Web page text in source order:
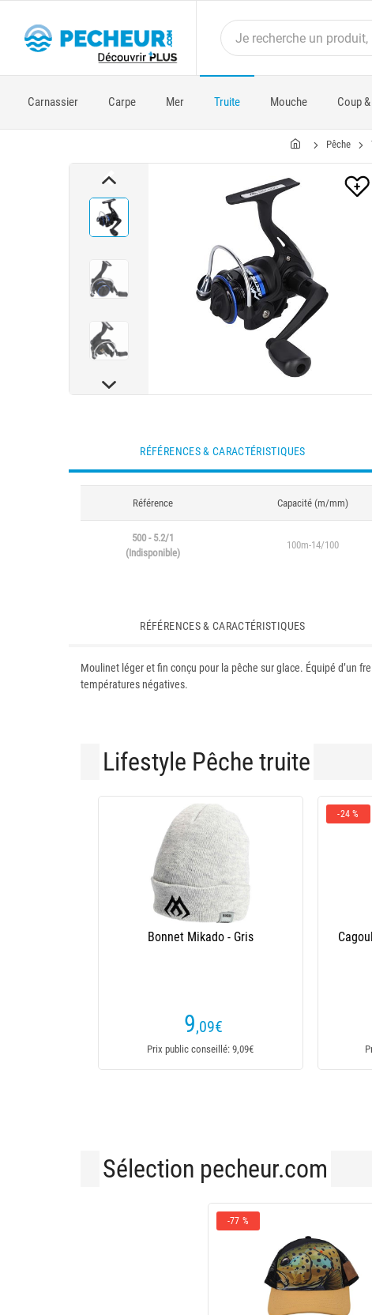
Carnassier Carpe Mer Truite Mouche Coup
Pêche
RÉFÉRENCES & CARACTÉRISTIQUES
Référence Capacité (m/mm)
500 - 5.2/1
(Indisponible)
100m-14/100
RÉFÉRENCES & CARACTÉRISTIQUES
Moulinet léger et fin conçu pour la pêche sur glace. Équipé d’un
températures négatives.
Lifestyle Pêche truite
Bonnet Mikado - Gris
9,09€
Prix public conseillé: 9,09€
-24 %
Sélection pecheur.com
-77 %